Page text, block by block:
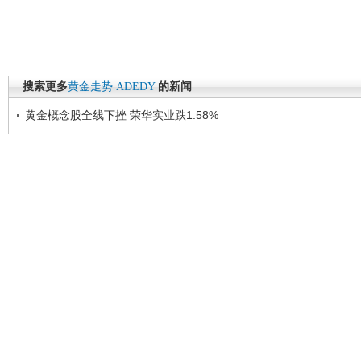
搜索更多黄金走势 ADEDY 的新闻
黄金概念股全线下挫 荣华实业跌1.58%